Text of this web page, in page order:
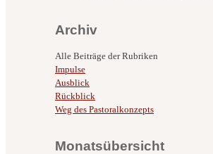
Archiv
Alle Beiträge der Rubriken
Impulse
Ausblick
Rückblick
Weg des Pastoralkonzepts
Monatsübersicht